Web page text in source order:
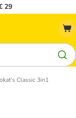
29
Classic 3in1